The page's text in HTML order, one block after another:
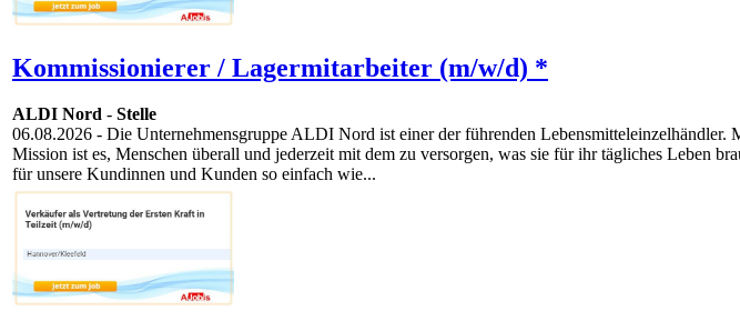
Kommissionierer / Lagermitarbeiter (m/w/d) *
ALDI Nord - Stelle
06.08.2026 - Die Unternehmensgruppe ALDI Nord ist einer der führenden
Mission ist es, Menschen überall und jederzeit mit dem zu versorgen, was sie für ihr tägliches Leben
für unsere Kundinnen und Kunden so einfach wie...